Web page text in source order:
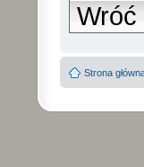
Wróć
Strona